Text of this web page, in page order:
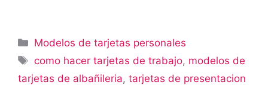
Categorías
Modelos de tarjetas personales
Etiquetas
como hacer tarjetas de trabajo, modelos de
tarjetas de albañileria, tarjetas de presentacion